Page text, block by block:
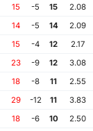
15 -5 15
2.08
14 -5 14
2.09
15 -4 12
2.17
23 -9 12
3.08
18 -8 11
2.55
29 -12 11
3.83
18 -6 10
2.50